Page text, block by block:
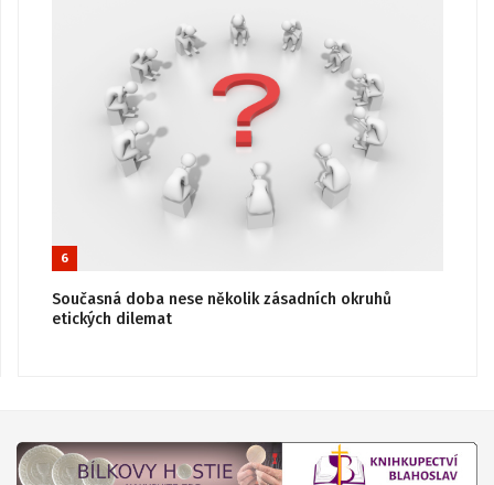
6
Současná doba nese několik zásadních okruhů
etických dilemat